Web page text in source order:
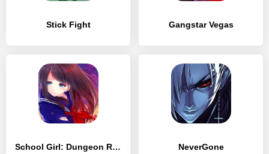
Stick Fight Gangstar Vegas
School Girl: Dungeon RPG NeverGone